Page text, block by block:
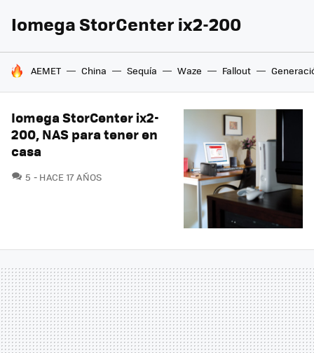
Iomega StorCenter ix2-200
HOY SE HABLA DE
AEMET China Sequía Waze Fallout
Iomega StorCenter ix2-
200, NAS para tener en
casa
5 COMENTARIOS
HACE 17 AÑOS